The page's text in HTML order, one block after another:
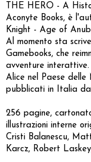
THE HERO - A
Aconyte Books, è
Knight - Age of
Al momento sta
Gamebooks, che
avventure
Alice nel Paese
pubblicati in Italia da
256 pagine,
illustrazioni interne
Cristi Balanescu,
Karcz, Robert